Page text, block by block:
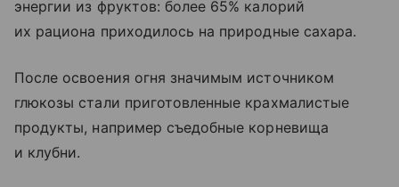
энергии из фруктов: более 65% калорий
их рациона приходилось на природные сахара.
После освоения огня значимым источником
глюкозы стали приготовленные крахмалистые
продукты, например съедобные корневища
и клубни.